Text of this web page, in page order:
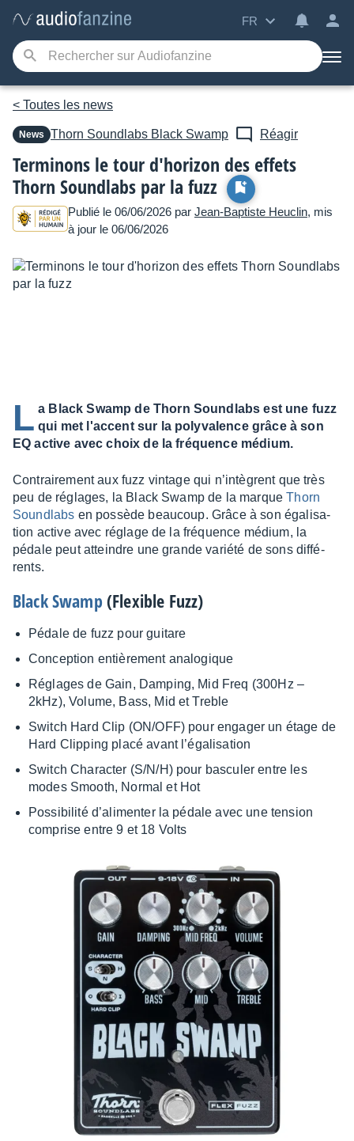
FR
< Toutes les news
News Thorn Soundlabs Black Swamp Réagir
Terminons le tour d'horizon des effets
Thorn Soundlabs par la fuzz
Publié le 06/06/2026 par Jean-Baptiste Heuclin, mis
à jour le 06/06/2026
L a Black Swamp de Thorn Soundlabs est une fuzz
qui met l'accent sur la polyvalence grâce à son
EQ active avec choix de la fréquence médium.
Contrai­re­ment aux fuzz vintage qui n’in­tègrent que très
peu de réglages, la Black Swamp de la marqueThorn
Sound­labs en possède beau­coup. Grâce à son égali­sa­
tion active avec réglage de la fréquence médium, la
pédale peut atteindre une grande variété de sons diffé­
rents.
Black Swamp (Flexible Fuzz)
Pédale de fuzz pour guitare
Concep­tion entiè­re­ment analo­gique
Réglages de Gain, Damping, Mid Freq (300Hz –
2kHz), Volume, Bass, Mid et Treble
Switch Hard Clip (ON/OFF) pour enga­ger un étage de
Hard Clip­ping placé avant l’éga­li­sa­tion
Switch Charac­ter (S/N/H) pour bascu­ler entre les
modes Smooth, Normal et Hot
Possi­bi­lité d’ali­men­ter la pédale avec une tension
comprise entre 9 et 18 Volts